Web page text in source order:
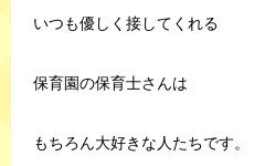
いつも優しく接してくれる
保育園の保育士さんは
もちろん大好きな人たちです。